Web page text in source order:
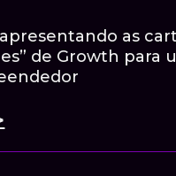
as
de Growth para